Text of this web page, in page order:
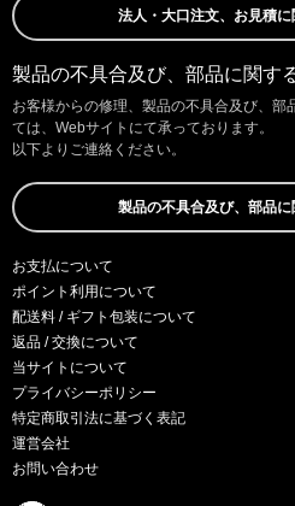
法人・大口注文、お見積
製品の不具合及び、部品に関す
お客様からの修理、製品の不具合及び、部
ては、Webサイトにて承っております。
以下よりご連絡ください。
製品の不具合及び、部品
お支払について
ポイント利用について
配送料 / ギフト包装について
返品 / 交換について
当サイトについて
プライバシーポリシー
特定商取引法に基づく表記
運営会社
お問い合わせ